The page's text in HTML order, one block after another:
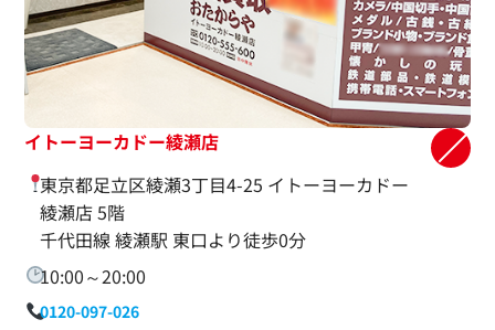
イトーヨーカドー綾瀬店
東京都足立区綾瀬3丁目4-25 イトーヨーカドー
綾瀬店 5階
千代田線 綾瀬駅 東口より徒歩0分
10:00～20:00
0120-097-026